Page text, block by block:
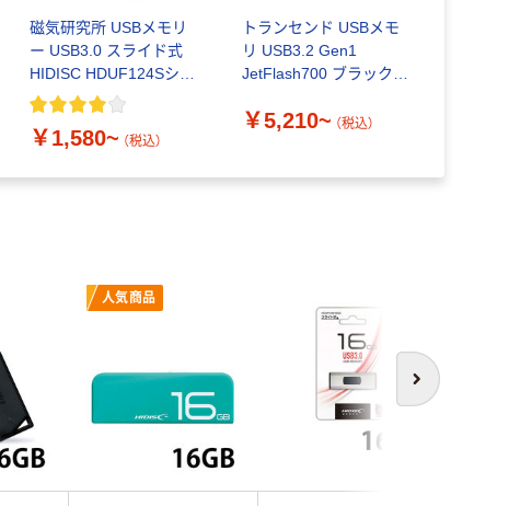
磁気研究所 USBメモリ
ー USB3.0 スライド式
HIDISC HDUF124Sシリ
ーズ
￥1,580~ （税込）
トランセンド USBメモ
リ USB3.2 Gen1
JetFlash700 ブラック
￥5,210~ （税込）
次へ
人気商品